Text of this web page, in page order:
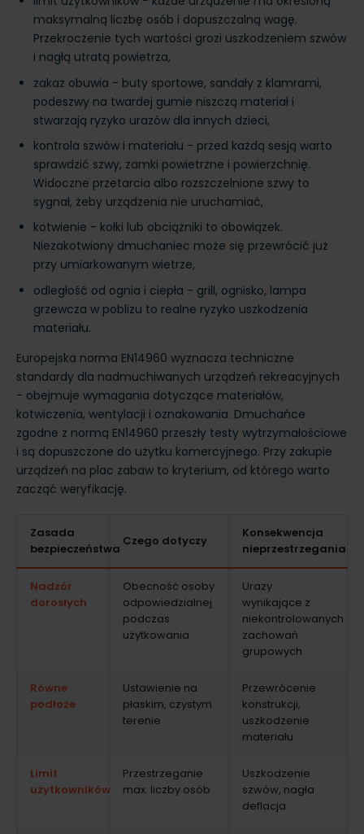
maksymalną liczbę osób i dopuszczalną wagę.
Przekroczenie tych wartości grozi uszkodzeniem szwów
i nagłą utratą powietrza,
zakaz obuwia - buty sportowe, sandały z klamrami,
podeszwy na twardej gumie niszczą materiał i
stwarzają ryzyko urazów dla innych dzieci,
kontrola szwów i materiału - przed każdą sesją warto
sprawdzić szwy, zamki powietrzne i powierzchnię.
Widoczne przetarcia albo rozszczelnione szwy to
sygnał, żeby urządzenia nie uruchamiać,
kotwienie - kołki lub obciążniki to obowiązek.
Niezakotwiony dmuchaniec może się przewrócić już
przy umiarkowanym wietrze,
odległość od ognia i ciepła - grill, ognisko, lampa
grzewcza w pobliżu to realne ryzyko uszkodzenia
materiału.
Europejska norma EN14960 wyznacza techniczne
standardy dla nadmuchiwanych urządzeń rekreacyjnych
- obejmuje wymagania dotyczące materiałów,
kotwiczenia, wentylacji i oznakowania. Dmuchańce
zgodne z normą EN14960 przeszły testy wytrzymałościowe
i są dopuszczone do użytku komercyjnego. Przy zakupie
urządzeń na plac zabaw to kryterium, od którego warto
zacząć weryfikację.
Zasada
bezpieczeństwa
Czego dotyczy
Konsekwencja
nieprzestrzegania
Nadzór
dorosłych
Obecność osoby
odpowiedzialnej
podczas
użytkowania
Urazy
wynikające z
niekontrolowanych
zachowań
grupowych
Równe
podłoże
Ustawienie na
płaskim, czystym
terenie
Przewrócenie
konstrukcji,
uszkodzenie
materiału
Limit
użytkowników
Przestrzeganie
max. liczby osób
Uszkodzenie
szwów, nagła
deflacja